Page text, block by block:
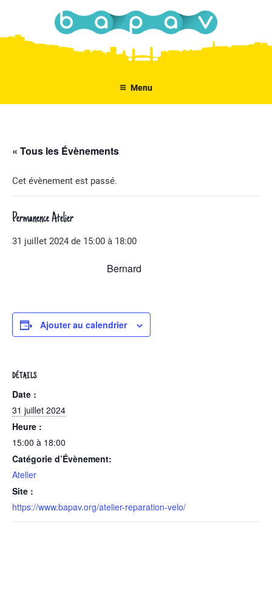
contenu
Menu
« Tous les Évènements
Cet évènement est passé.
Permanence Atelier
31 juillet 2024 de 15:00 à 18:00
Bernard
Ajouter au calendrier
DÉTAILS
Date :
31 juillet 2024
Heure :
15:00 à 18:00
Catégorie d’Évènement:
Atelier
Site :
https://www.bapav.org/atelier-reparation-velo/